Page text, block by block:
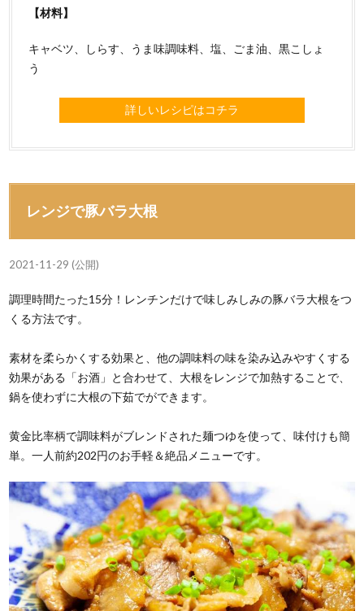
【材料】
キャベツ、しらす、うま味調味料、塩、ごま油、黒こしょ
う
詳しいレシピはコチラ
レンジで豚バラ大根
2021-11-29 (公開)
調理時間たった15分！レンチンだけで味しみしみの豚バラ大根をつ
くる方法です。
素材を柔らかくする効果と、他の調味料の味を染み込みやすくする
効果がある「お酒」と合わせて、大根をレンジで加熱することで、
鍋を使わずに大根の下茹でができます。
黄金比率柄で調味料がブレンドされた麺つゆを使って、味付けも簡
単。一人前約202円のお手軽＆絶品メニューです。